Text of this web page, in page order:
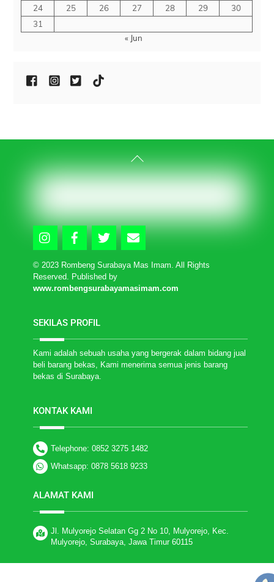
24
25 26 27 28 29
30
31
« Jun
Back
To
Top
Icon
label
Icon
label
Icon
label
Icon
label
© 2023 Rombeng Surabaya Mas Imam. All Rights
Reserved. Published by
www.rombengsurabayamasimam.com
SEKILAS PROFIL
Kami adalah sebuah usaha yang bergerak dalam bidang jual
beli barang bekas, Kami menerima semua jenis barang
bekas di Surabaya.
KONTAK KAMI
Telephone: 0852 3275 1482
Whatsapp: 0878 5618 9233
ALAMAT KAMI
Jl. Mulyorejo Selatan Gg 2 No 10, Mulyorejo, Kec.
Mulyorejo, Surabaya, Jawa Timur 60115